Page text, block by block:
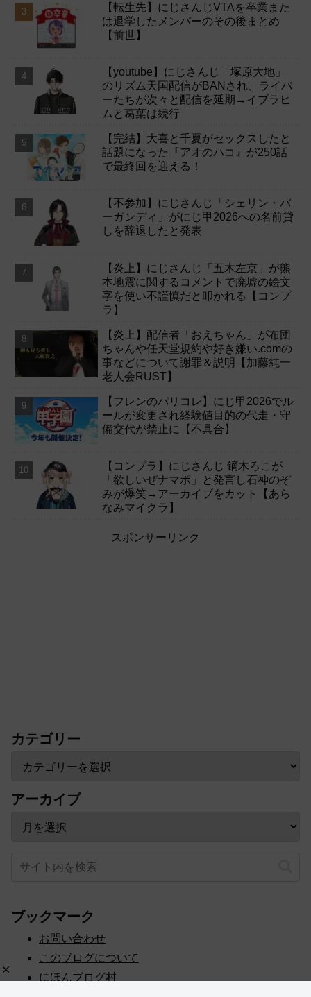
【転生先】にじさんじVTAを卒業また
は退学したメンバーのその後まとめ
【前世】
【youtube】にじさんじ「塚原大地」
のリズム天国配信がBANされ、ライバ
ーたちが次々と配信を延期→イブラヒ
ムと葛葉は続行
【完結】大喜と千夏がセックスしたと
話題になった『アオのハコ』が250話
で最終回を迎える！
【不参加】にじさんじ「シェリン・バ
ーガンディ」がにじ甲2026への名前貸
しを辞退したと発表
【炎上】にじさんじ「五木左京」が熊
本地震に関するコメントで廃墟の絵文
字を使い不謹慎だと叩かれる【コンプ
ラ】
【炎上】配信者「おえちゃん」が布団
ちゃんや任天堂規約や好き嫌い.comの
事などについて謝罪＆説明【加藤純一
老人会RUST】
【フレンのパリコレ】にじ甲2026でル
ールが変更され経験値目的の代走・守
備交代が禁止に【不具合】
【コンプラ】にじさんじ 鏑木ろこが
「欲しいぜナマポ」と発言し石神のぞ
みが爆笑→アーカイブをカット【あら
なみマイクラ】
スポンサーリンク
カテゴリー
アーカイブ
ブックマーク
お問い合わせ
このブログについて
にほんブログ村